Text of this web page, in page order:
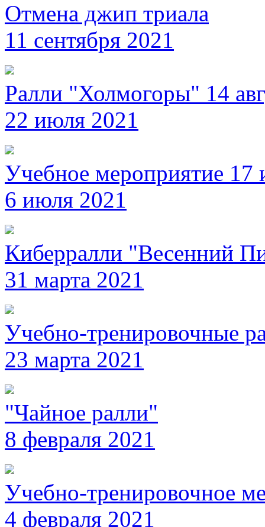
Отмена джип триала
11 сентября 2021
Ралли "Холмогоры" 14
22 июля 2021
Учебное мероприятие 17
6 июля 2021
Киберралли "Весенний
31 марта 2021
Учебно-тренировочные
23 марта 2021
"Чайное ралли"
8 февраля 2021
Учебно-тренировочное
4 февраля 2021